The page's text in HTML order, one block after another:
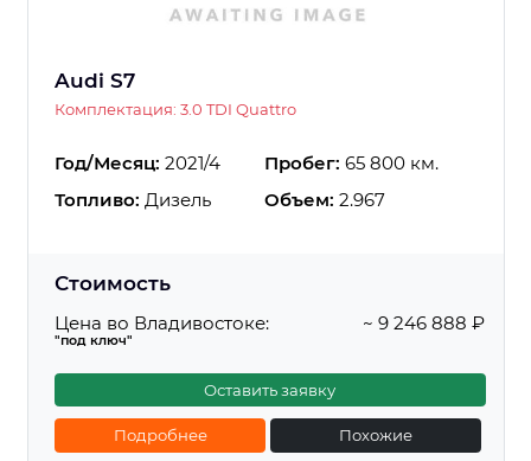
Audi S7
Комплектация: 3.0 TDI Quattro
Год/Месяц: 2021/4 Пробег: 65 800 км.
Топливо: Дизель Объем: 2.967
Стоимость
Цена во Владивостоке:
"под ключ"
~ 9 246 888 ₽
Оставить заявку
Подробнее Похожие